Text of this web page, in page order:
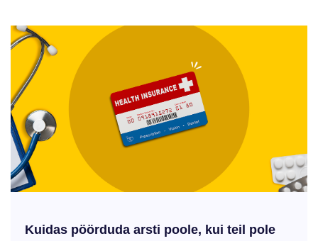
Kuidas pöörduda arsti poole, kui teil pole